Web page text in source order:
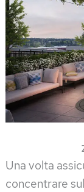
Una volta
concentrare